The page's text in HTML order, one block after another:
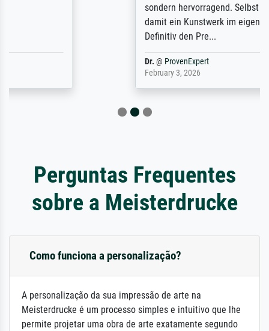
sondern hervorragend. Selbst ein Druck ist
damit ein Kunstwerk im eigenen Sinne.
Perguntas Frequentes
sobre a Meisterdrucke
Como funciona a personalização?
A personalização da sua impressão de arte na
Meisterdrucke é um processo simples e intuitivo que lhe
permite projetar uma obra de arte exatamente segundo